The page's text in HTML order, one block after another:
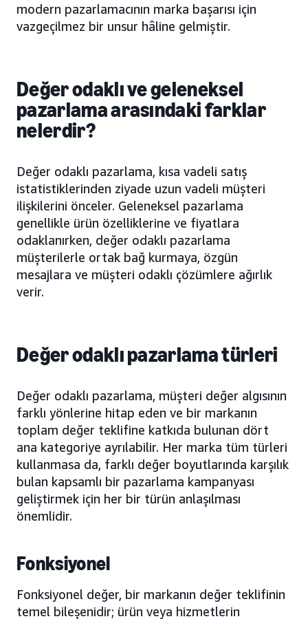
modern pazarlamacının marka başarısı için
vazgeçilmez bir unsur hâline gelmiştir.
Değer odaklı ve geleneksel
pazarlama arasındaki farklar
nelerdir?
Değer odaklı pazarlama, kısa vadeli satış
istatistiklerinden ziyade uzun vadeli müşteri
ilişkilerini önceler. Geleneksel pazarlama
genellikle ürün özelliklerine ve fiyatlara
odaklanırken, değer odaklı pazarlama
müşterilerle ortak bağ kurmaya, özgün
mesajlara ve müşteri odaklı çözümlere ağırlık
verir.
Değer odaklı pazarlama türleri
Değer odaklı pazarlama, müşteri değer algısının
farklı yönlerine hitap eden ve bir markanın
toplam değer teklifine katkıda bulunan dört
ana kategoriye ayrılabilir. Her marka tüm türleri
kullanmasa da, farklı değer boyutlarında karşılık
bulan kapsamlı bir pazarlama kampanyası
geliştirmek için her bir türün anlaşılması
önemlidir.
Fonksiyonel
Fonksiyonel değer, bir markanın değer teklifinin
temel bileşenidir; ürün veya hizmetlerin